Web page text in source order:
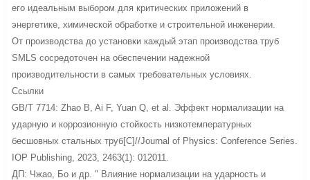
его идеальным выбором для критических приложений в
энергетике, химической обработке и строительной инженерии.
От производства до установки каждый этап производства труб
SMLS сосредоточен на обеспечении надежной
производительности в самых требовательных условиях.
Ссылки
GB/T 7714: Zhao B, Ai F, Yuan Q, et al. Эффект нормализации на
ударную и коррозионную стойкость низкотемпературных
бесшовных стальных труб[C]//Journal of Physics: Conference Series.
IOP Publishing, 2023, 2463(1): 012011.
ДП: Чжао, Бо и др. " Влияние нормализации на ударность и